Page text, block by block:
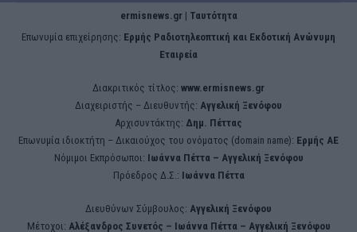
ermisnews.gr | Ταυτότητα
Eπωνυμία επιχείρησης: Ερμής Ραδιοτηλεοπτική και Εκδοτική Ανώνυμη
Εταιρεία
Διακριτικός τίτλος: www.ermisnews.gr
Διαχειριστής – Διευθυντής: Αγγελική Ξενόφου
Αρχισυντάκτης: Δημ. Πέττας
Επωνυμία ιδιοκτήτη – Δικαιούχος του ονόματος (domain name): Ερμής ΑΕ
Νόμιμοι Εκπρόσωποι: Iωάννα Πέττα – Αγγελική Ξενόφου
Πρόεδρος Δ.Σ.: Iωάννα Πέττα
Διευθύνων Σύμβουλος: Αγγελική Ξενόφου
Μέτοχοι: Αλέξανδρος Συνετός – Iωάννα Πέττα – Αγγελική Ξενόφου